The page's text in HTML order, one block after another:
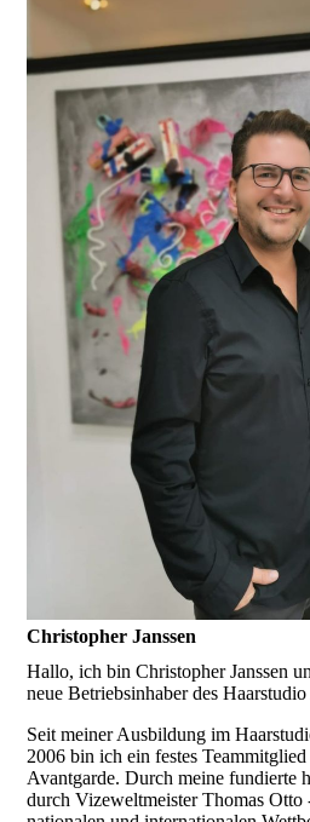
Christopher Janssen
Hallo, ich bin Christopher Janssen
neue Betriebsinhaber des
Seit meiner Ausbildung im
2006 bin ich ein festes
Avantgarde. Durch meine fundierte
durch Vizeweltmeister Thomas Otto